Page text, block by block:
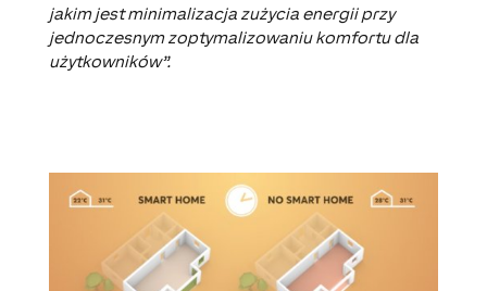
jakim jest minimalizacja zużycia energii przy
jednoczesnym zoptymalizowaniu komfortu dla
użytkowników”.